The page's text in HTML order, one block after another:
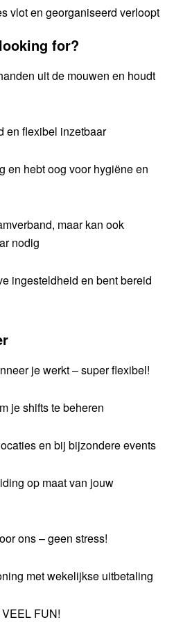
vlot en georganiseerd verloopt
for?
uit de mouwen en houdt
en flexibel inzetbaar
en hebt oog voor hygiëne en
maar kan ook
nodig
ingesteldheid en bent bereid
je werkt – super flexibel!
je shifts te beheren
en bij bijzondere events
op maat van jouw
ons – geen stress!
met wekelijkse uitbetaling
FUN!